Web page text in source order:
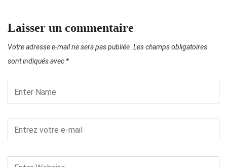
Laisser un commentaire
Votre adresse e-mail ne sera pas publiée. Les champs obligatoires
sont indiqués avec *